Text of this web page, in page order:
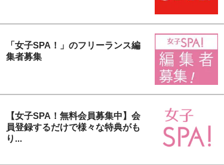
「女子SPA！」のフリーランス編
集者募集
【女子SPA！無料会員募集中】会
員登録するだけで様々な特典がも
り...